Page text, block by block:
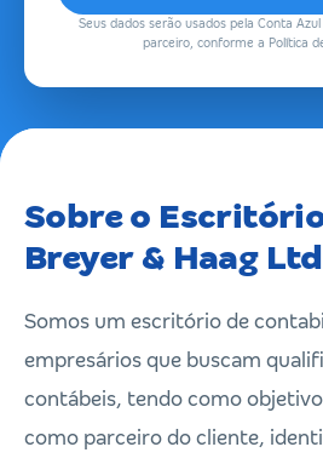
Seus dados serão usados pela Conta
parceiro, conforme a Política
Sobre o
Breyer & Haag
Somos um escritório de
empresários que buscam
contábeis, tendo como
como parceiro do cliente,